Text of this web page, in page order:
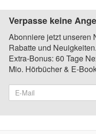
Verpasse keine
Abonniere jetzt unseren
Rabatte und Neuigkeiten.
Extra-Bonus: 60 Tage
Mio. Hörbücher & E-